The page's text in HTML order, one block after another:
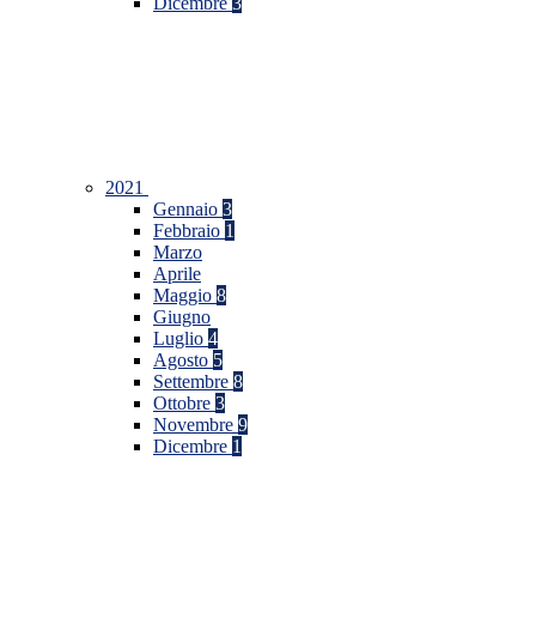
2021
Gennaio 3
Febbraio 1
Marzo
Aprile
Maggio 8
Giugno
Luglio 4
Agosto 5
Settembre 8
Ottobre 3
Novembre 9
Dicembre 1